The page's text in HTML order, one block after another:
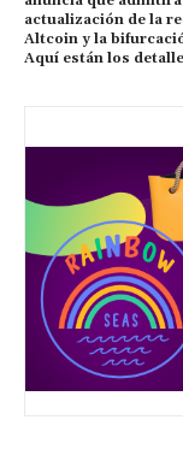
actualización de la
Altcoin y la
Aquí están los